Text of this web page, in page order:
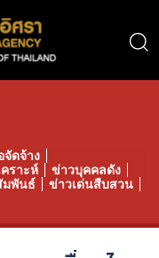
จัดจ้าง
ราะห์
ข่าวบุคคลดัง
มพันธ์
ข่าวเด่นสืบสวน